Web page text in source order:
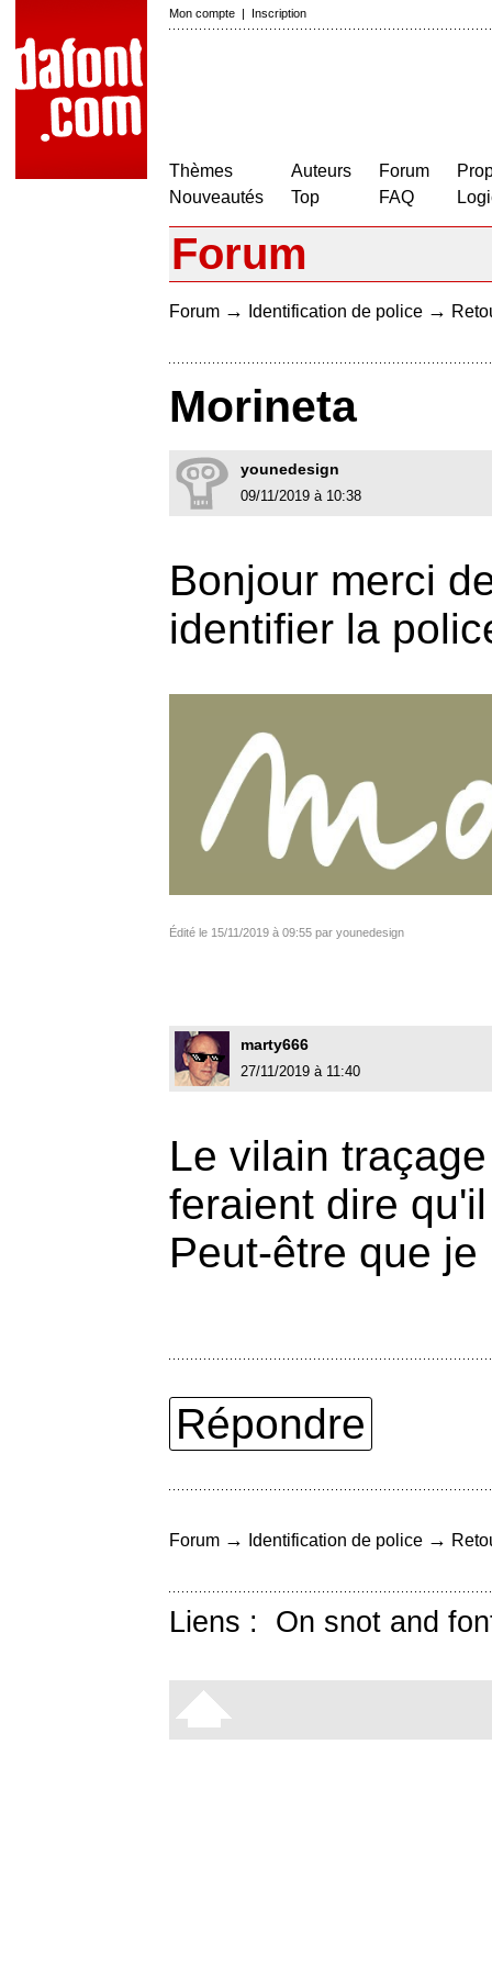
Mon compte | Inscription
Thèmes
Nouveautés
Auteurs
Top
Forum
FAQ
Forum
Forum → Identification de police →
Morineta
younedesign
09/11/2019 à 10:38
Bonjour merci
identifier la
Édité le 15/11/2019 à 09:55 par younedesign
marty666
27/11/2019 à 11:40
Le vilain
feraient dire
Peut-être que
Répondre
Forum → Identification de police →
Liens : On snot and